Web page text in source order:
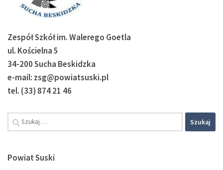
Zespół Szkół im. Walerego Goetla
ul. Kościelna 5
34-200 Sucha Beskidzka
e-mail: zsg@powiatsuski.pl
tel. (33) 874 21 46
Powiat Suski